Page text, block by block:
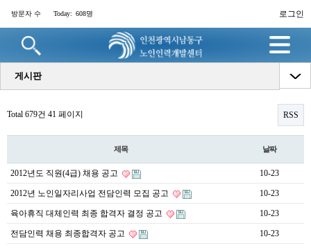
로그인
방문자 수 Today: 608명
게시판
Total 679건 41 페이지 RSS
제목 날짜
2012년도 직원(4급) 채용 공고 10-23
2012년 노인일자리사업 전담인력 모집 공고 10-23
육아휴직 대체인력 최종 합격자 결정 공고 10-23
전담인력 채용 최종합격자 공고 10-23